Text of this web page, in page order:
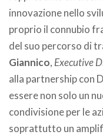
innovazione nello
proprio il connubio
del suo percorso di
Giannico, Executive
alla partnership con
essere non solo un
condivisione per le
soprattutto un